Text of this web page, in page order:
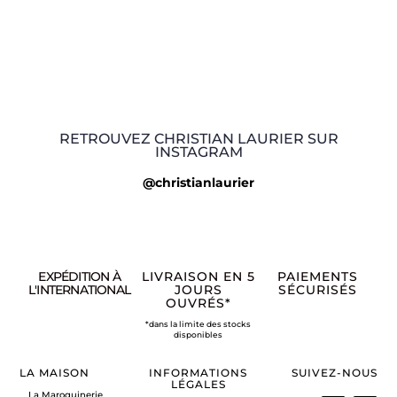
RETROUVEZ CHRISTIAN LAURIER SUR
INSTAGRAM
@christianlaurier
EXPÉDITION À
L'INTERNATIONAL
LIVRAISON EN 5
JOURS
OUVRÉS*
*dans la limite des stocks
disponibles
PAIEMENTS
SÉCURISÉS
LA MAISON
La Maroquinerie
INFORMATIONS
LÉGALES
SUIVEZ-NOUS